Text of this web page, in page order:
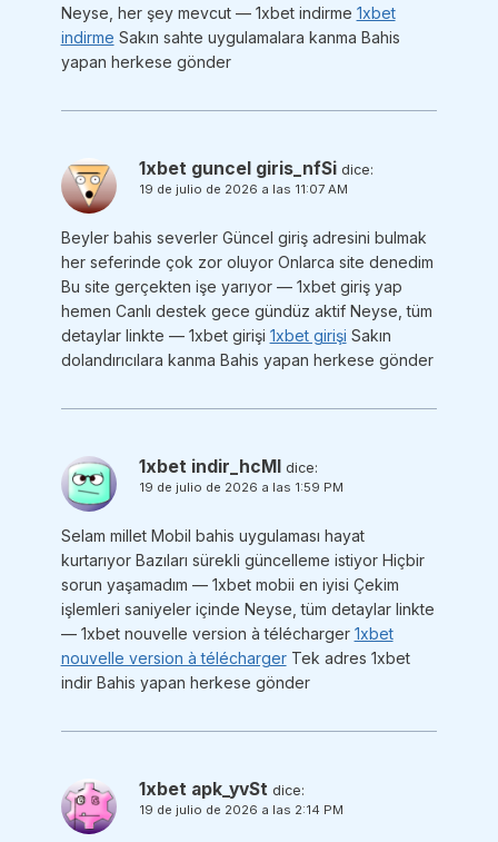
Neyse, her şey mevcut — 1xbet indirme 1xbet
indirme Sakın sahte uygulamalara kanma Bahis
yapan herkese gönder
1xbet guncel giris_nfSi dice:
19 de julio de 2026 a las 11:07 AM
Beyler bahis severler Güncel giriş adresini bulmak
her seferinde çok zor oluyor Onlarca site denedim
Bu site gerçekten işe yarıyor — 1xbet giriş yap
hemen Canlı destek gece gündüz aktif Neyse, tüm
detaylar linkte — 1xbet girişi 1xbet girişi Sakın
dolandırıcılara kanma Bahis yapan herkese gönder
1xbet indir_hcMl dice:
19 de julio de 2026 a las 1:59 PM
Selam millet Mobil bahis uygulaması hayat
kurtarıyor Bazıları sürekli güncelleme istiyor Hiçbir
sorun yaşamadım — 1xbet mobii en iyisi Çekim
işlemleri saniyeler içinde Neyse, tüm detaylar linkte
— 1xbet nouvelle version à télécharger 1xbet
nouvelle version à téléchargerTek adres 1xbet
indir Bahis yapan herkese gönder
1xbet apk_yvSt dice:
19 de julio de 2026 a las 2:14 PM